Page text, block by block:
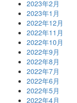
2023年2月
2023年1月
2022年12月
2022年11月
2022年10月
2022年9月
2022年8月
2022年7月
2022年6月
2022年5月
2022年4月